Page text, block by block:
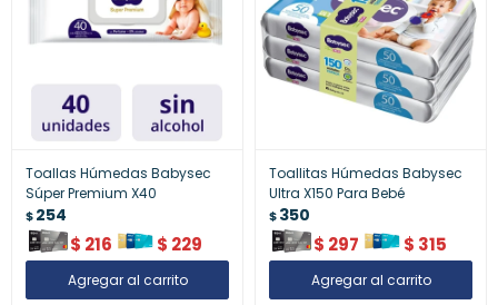
Toallas Húmedas Babysec
Súper Premium X40
$254
$ 216 $ 229
Toallitas Húmedas Babysec
Ultra X150 Para Bebé
$350
$ 297 $ 315